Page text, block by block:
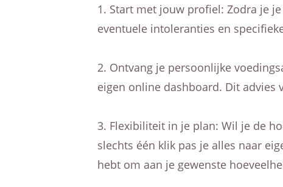
Start met jouw profiel: Zodra je
eventuele intoleranties en
Ontvang je persoonlijke
eigen online dashboard. Dit advies
Flexibiliteit in je plan: Wil je de
slechts één klik pas je alles naar
hebt om aan je gewenste